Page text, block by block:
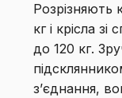
Розрізняють
кг і крісла
до 120 кг.
з’єднання,